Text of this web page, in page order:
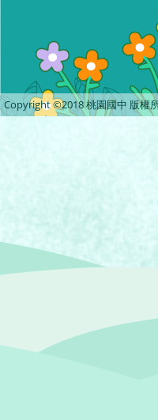
Copyright ©2018 桃園國中 版權